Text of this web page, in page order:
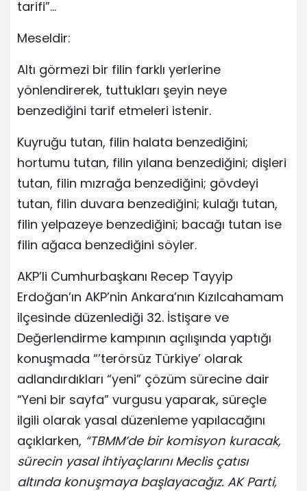
tarifi”…
Meseldir:
Altı görmezi bir filin farklı yerlerine
yönlendirerek, tuttukları şeyin neye
benzediğini tarif etmeleri istenir.
Kuyruğu tutan, filin halata benzediğini;
hortumu tutan, filin yılana benzediğini; dişleri
tutan, filin mızrağa benzediğini; gövdeyi
tutan, filin duvara benzediğini; kulağı tutan,
filin yelpazeye benzediğini; bacağı tutan ise
filin ağaca benzediğini söyler.
AKP’li Cumhurbaşkanı Recep Tayyip
Erdoğan’ın AKP’nin Ankara’nın Kızılcahamam
ilçesinde düzenlediği 32. İstişare ve
Değerlendirme kampının açılışında yaptığı
konuşmada “’terörsüz Türkiye’ olarak
adlandırdıkları “yeni” çözüm sürecine dair
“Yeni bir sayfa” vurgusu yaparak, süreçle
ilgili olarak yasal düzenleme yapılacağını
açıklarken, “TBMM’de bir komisyon kuracak,
sürecin yasal ihtiyaçlarını Meclis çatısı
altında konuşmaya başlayacağız. AK Parti,